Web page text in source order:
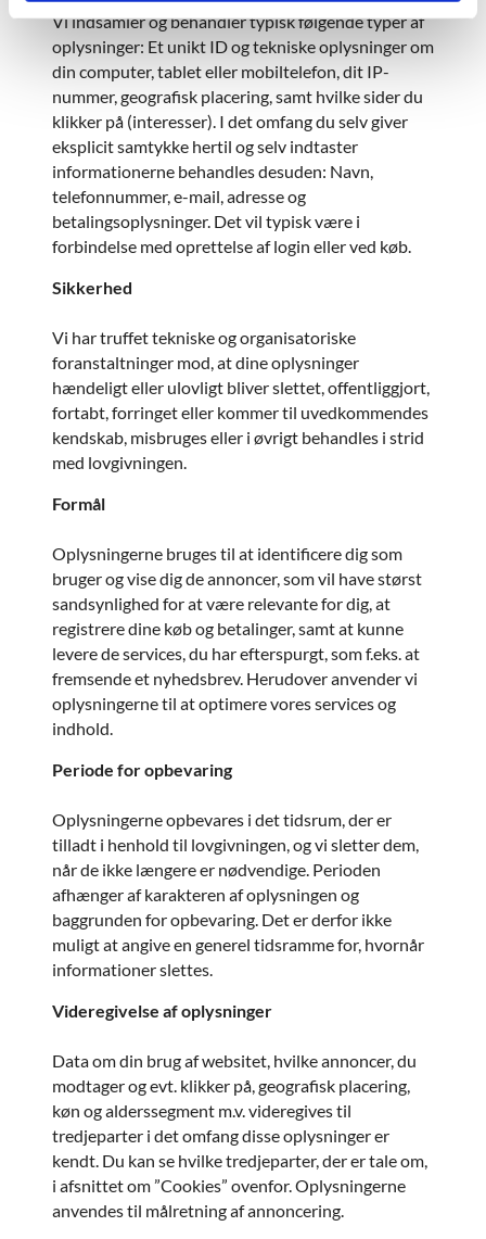
Vi indsamler og behandler typisk følgende typer af
oplysninger: Et unikt ID og tekniske oplysninger om
din computer, tablet eller mobiltelefon, dit IP-
nummer, geografisk placering, samt hvilke sider du
klikker på (interesser). I det omfang du selv giver
eksplicit samtykke hertil og selv indtaster
informationerne behandles desuden: Navn,
telefonnummer, e-mail, adresse og
betalingsoplysninger. Det vil typisk være i
forbindelse med oprettelse af login eller ved køb.
Sikkerhed
Vi har truffet tekniske og organisatoriske
foranstaltninger mod, at dine oplysninger
hændeligt eller ulovligt bliver slettet, offentliggjort,
fortabt, forringet eller kommer til uvedkommendes
kendskab, misbruges eller i øvrigt behandles i strid
med lovgivningen.
Formål
Oplysningerne bruges til at identificere dig som
bruger og vise dig de annoncer, som vil have størst
sandsynlighed for at være relevante for dig, at
registrere dine køb og betalinger, samt at kunne
levere de services, du har efterspurgt, som f.eks. at
fremsende et nyhedsbrev. Herudover anvender vi
oplysningerne til at optimere vores services og
indhold.
Periode for opbevaring
Oplysningerne opbevares i det tidsrum, der er
tilladt i henhold til lovgivningen, og vi sletter dem,
når de ikke længere er nødvendige. Perioden
afhænger af karakteren af oplysningen og
baggrunden for opbevaring. Det er derfor ikke
muligt at angive en generel tidsramme for, hvornår
informationer slettes.
Videregivelse af oplysninger
Data om din brug af websitet, hvilke annoncer, du
modtager og evt. klikker på, geografisk placering,
køn og alderssegment m.v. videregives til
tredjeparter i det omfang disse oplysninger er
kendt. Du kan se hvilke tredjeparter, der er tale om,
i afsnittet om ”Cookies” ovenfor. Oplysningerne
anvendes til målretning af annoncering.